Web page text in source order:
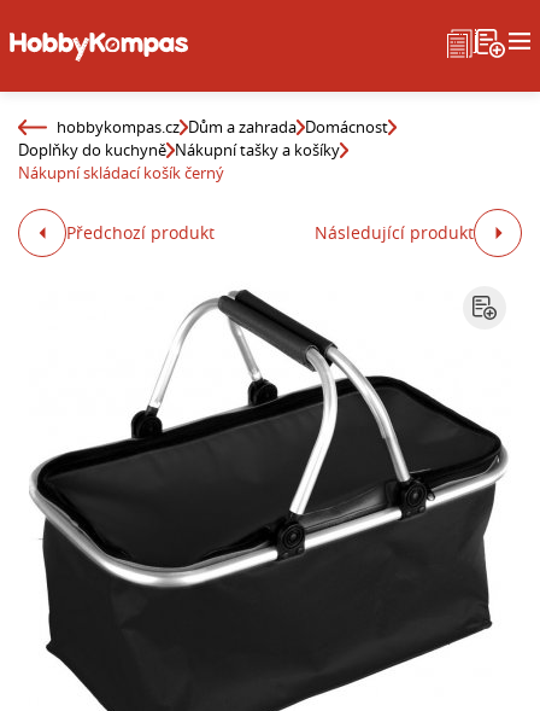
hobbykompas.cz Dům a zahrada Domácnost
Doplňky do kuchyně Nákupní tašky a košíky
Nákupní skládací košík černý
Předchozí produkt Následující produkt